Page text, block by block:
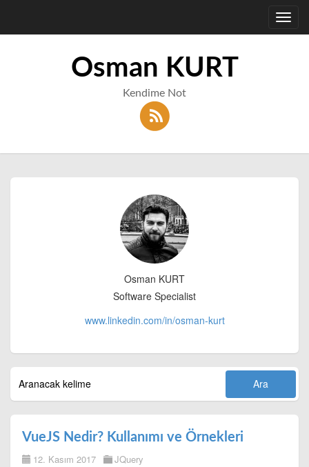
Osman KURT
Kendime Not
Osman KURT
Software Specialist
www.linkedin.com/in/osman-kurt
VueJS Nedir? Kullanımı ve Örnekleri
12. Kasım 2017 JQuery